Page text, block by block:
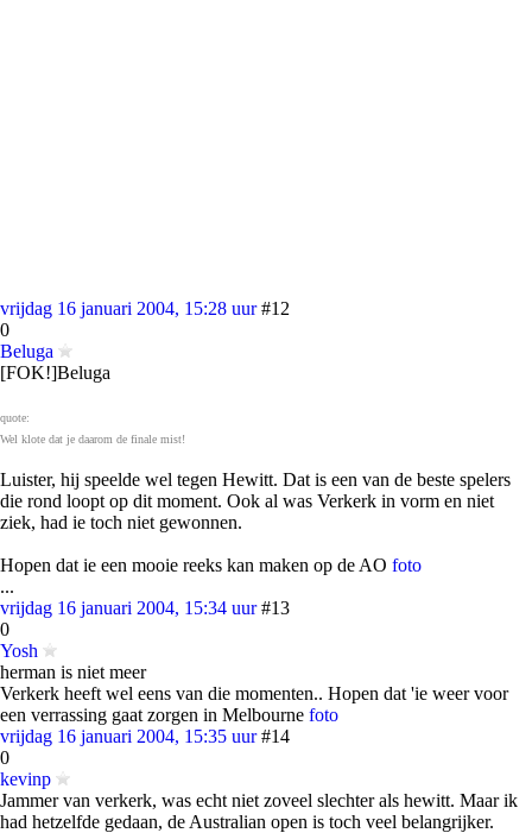
vrijdag 16 januari 2004, 15:28 uur #12
0
Beluga
[FOK!]Beluga
quote:
Wel klote dat je daarom de finale mist!
Luister, hij speelde wel tegen Hewitt. Dat is een van de beste spelers
die rond loopt op dit moment. Ook al was Verkerk in vorm en niet
ziek, had ie toch niet gewonnen.
Hopen dat ie een mooie reeks kan maken op de AO foto
...
vrijdag 16 januari 2004, 15:34 uur #13
0
Yosh
herman is niet meer
Verkerk heeft wel eens van die momenten.. Hopen dat 'ie weer voor
een verrassing gaat zorgen in Melbourne foto
vrijdag 16 januari 2004, 15:35 uur #14
0
kevinp
Jammer van verkerk, was echt niet zoveel slechter als hewitt. Maar ik
had hetzelfde gedaan, de Australian open is toch veel belangrijker.